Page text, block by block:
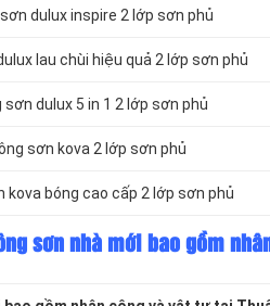
dulux inspire 2 lớp sơn phủ
lau chùi hiệu quả 2 lớp sơn phủ
dulux 5 in 1 2 lớp sơn phủ
sơn kova 2 lớp sơn phủ
kova bóng cao cấp 2 lớp sơn phủ
sơn nhà mới bao gồm